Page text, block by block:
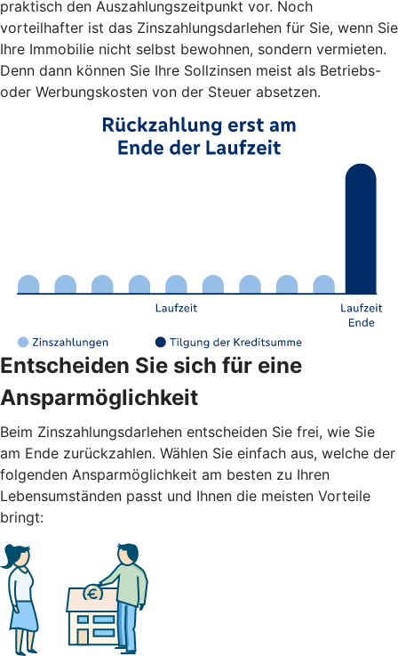
praktisch den Auszahlungszeitpunkt vor. Noch
vorteilhafter ist das Zinszahlungsdarlehen für Sie, wenn Sie
Ihre Immobilie nicht selbst bewohnen, sondern vermieten.
Denn dann können Sie Ihre Sollzinsen meist als Betriebs-
oder Werbungskosten von der Steuer absetzen.
Entscheiden Sie sich für eine
Ansparmöglichkeit
Beim Zinszahlungsdarlehen entscheiden Sie frei, wie Sie
am Ende zurückzahlen. Wählen Sie einfach aus, welche der
folgenden Ansparmöglichkeit am besten zu Ihren
Lebensumständen passt und Ihnen die meisten Vorteile
bringt: